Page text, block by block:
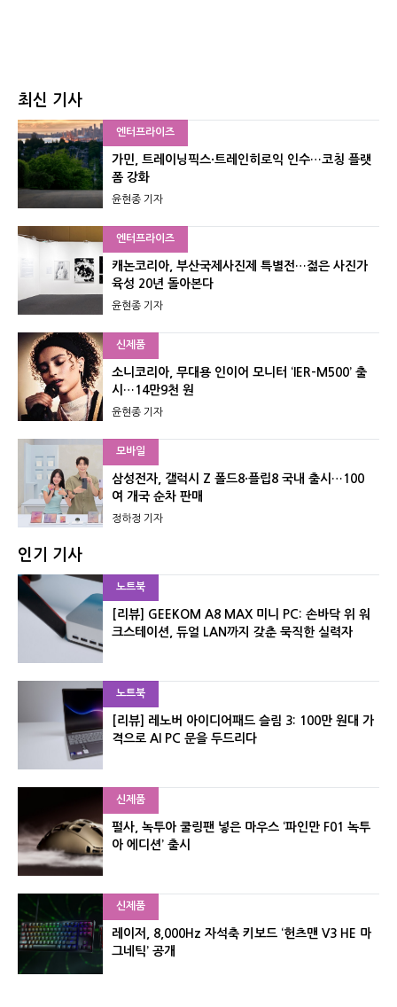
최신 기사
엔터프라이즈
가민, 트레이닝픽스·트레인히로익 인수…코칭 플랫
폼 강화
윤현종 기자
엔터프라이즈
캐논코리아, 부산국제사진제 특별전…젊은 사진가
육성 20년 돌아본다
윤현종 기자
신제품
소니코리아, 무대용 인이어 모니터 ‘IER-M500’ 출
시…14만9천 원
윤현종 기자
모바일
삼성전자, 갤럭시 Z 폴드8·플립8 국내 출시…100
여 개국 순차 판매
정하정 기자
인기 기사
노트북
[리뷰] GEEKOM A8 MAX 미니 PC: 손바닥 위 워
크스테이션, 듀얼 LAN까지 갖춘 묵직한 실력자
노트북
[리뷰] 레노버 아이디어패드 슬림 3: 100만 원대 가
격으로 AI PC 문을 두드리다
신제품
펄사, 녹투아 쿨링팬 넣은 마우스 ‘파인만 F01 녹투
아 에디션’ 출시
신제품
레이저, 8,000Hz 자석축 키보드 ‘헌츠맨 V3 HE 마
그네틱’ 공개